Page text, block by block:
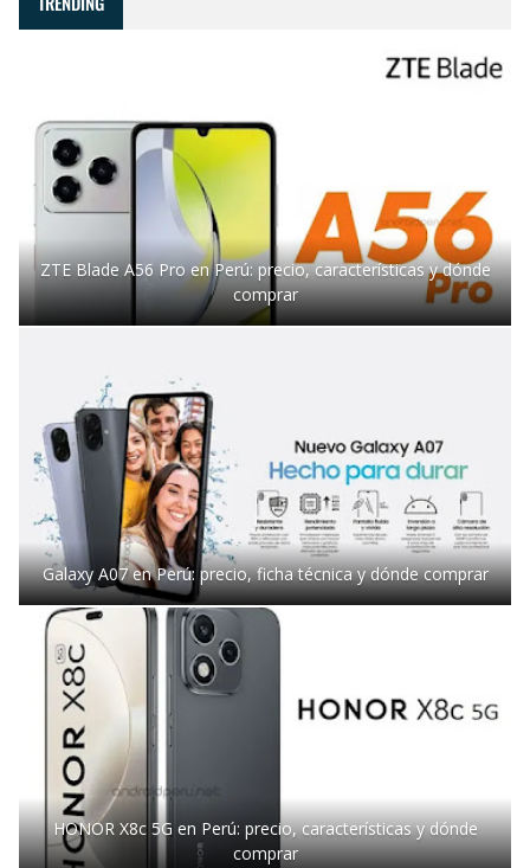
ZTE Blade A56 Pro en Perú: precio, características y dónde
comprar
Galaxy A07 en Perú: precio, ficha técnica y dónde comprar
HONOR X8c 5G en Perú: precio, características y dónde
comprar